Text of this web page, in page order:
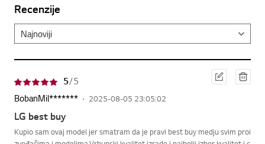
Recenzije
5/ 5
BobanMil*******
2025-08-05 23:05:02
LG best buy
Kupio sam ovaj model jer smatram da je pravi best buy medju svim proi
Ure
điva
Obri
ši